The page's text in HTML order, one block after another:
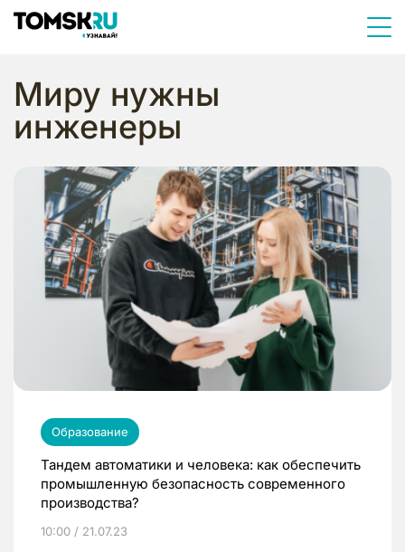
Миру нужны
инженеры
Образование
Тандем автоматики и человека: как обеспечить
промышленную безопасность современного
производства?
10:00 / 21.07.23